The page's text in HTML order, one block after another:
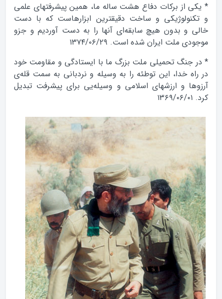
* يكى از بركات دفاع هشت ساله ما، همين پيشرفتهاى علمى
و تكنولوژيكى و ساخت دقيقترين ابزارهاست كه با دست
خالى و بدون هيچ سابقه‌اى آنها را به دست آورديم و جزو
موجودى ملت ايران شده است. ۱۳۷۴/۰۶/۲۹
* در جنگ تحميلى ملت بزرگ ما با ايستادگى و مقاومت خود
در راه خدا، اين توطئه را به وسيله و نردبانى به سمت قله‌ى
آرزوها و ارزشهاى اسلامى و وسيله‌يى براى پيشرفت تبديل
كرد. ۱۳۶۹/۰۶/۰۱